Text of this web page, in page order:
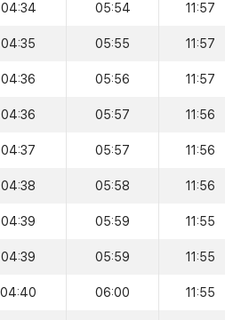
04:34 05:54 11:57
04:35 05:55 11:57
04:36 05:56 11:57
04:36 05:57 11:56
04:37 05:57 11:56
04:38 05:58 11:56
04:39 05:59 11:55
04:39 05:59 11:55
04:40 06:00 11:55